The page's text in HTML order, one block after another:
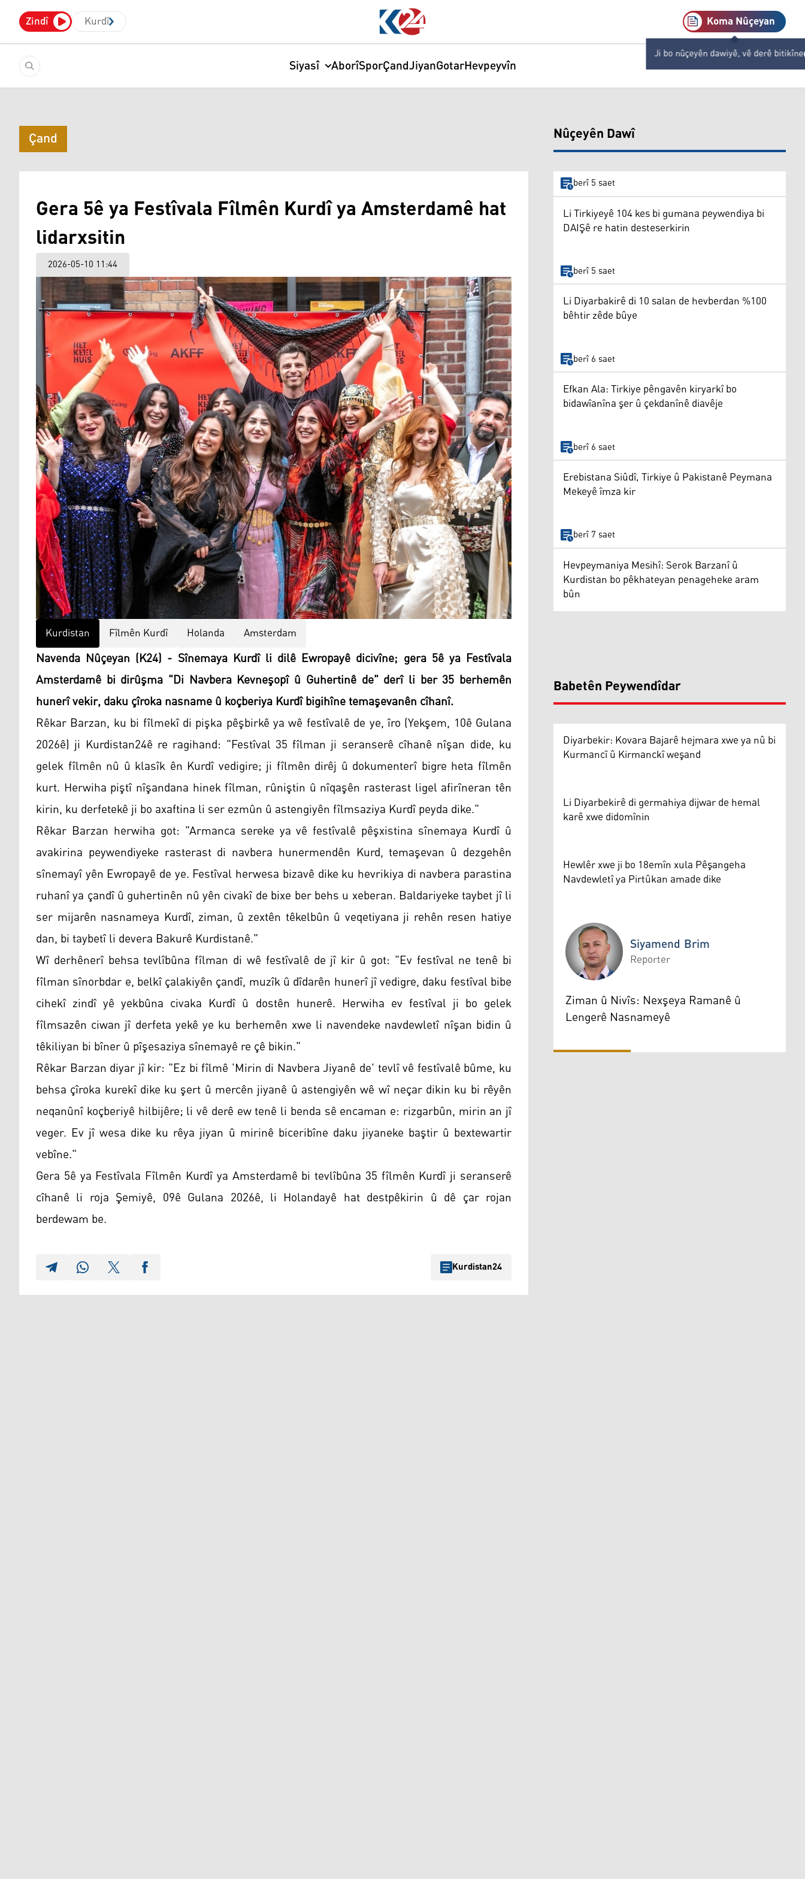
Zindî Kurdî Koma Nûçeyan
Ji bo nûçeyên dawiyê, vê derê bitikîne
Siyasî AborîSporÇandJiyanGotarHevpeyvîn
Çand
Gera 5ê ya Festîvala Fîlmên Kurdî ya Amsterdamê hat
lidarxsitin
2026-05-10 11:44
Kurdistan Fîlmên Kurdî Holanda Amsterdam
Navenda Nûçeyan (K24) - Sînemaya Kurdî li dilê Ewropayê dicivîne; gera 5ê ya Festîvala
Amsterdamê bi dirûşma "Di Navbera Kevneşopî û Guhertinê de" derî li ber 35 berhemên
hunerî vekir, daku çîroka nasname û koçberiya Kurdî bigihîne temaşevanên cîhanî.
Rêkar Barzan, ku bi fîlmekî di pişka pêşbirkê ya wê festîvalê de ye, îro (Yekşem, 10ê Gulana
2026ê) ji Kurdistan24ê re ragihand: "Festîval 35 fîlman ji seranserê cîhanê nîşan dide, ku
gelek fîlmên nû û klasîk ên Kurdî vedigire; ji fîlmên dirêj û dokumenterî bigre heta fîlmên
kurt. Herwiha piştî nîşandana hinek fîlman, rûniştin û nîqaşên rasterast ligel afirîneran tên
kirin, ku derfetekê ji bo axaftina li ser ezmûn û astengiyên fîlmsaziya Kurdî peyda dike."
Rêkar Barzan herwiha got: "Armanca sereke ya vê festîvalê pêşxistina sînemaya Kurdî û
avakirina peywendiyeke rasterast di navbera hunermendên Kurd, temaşevan û dezgehên
sînemayî yên Ewropayê de ye. Festîval herwesa bizavê dike ku hevrikiya di navbera parastina
ruhanî ya çandî û guhertinên nû yên civakî de bixe ber behs u xeberan. Baldariyeke taybet jî li
ser mijarên nasnameya Kurdî, ziman, û zextên têkelbûn û veqetiyana ji rehên resen hatiye
dan, bi taybetî li devera Bakurê Kurdistanê."
Wî derhênerî behsa tevlîbûna fîlman di wê festîvalê de jî kir û got: "Ev festîval ne tenê bi
fîlman sînorbdar e, belkî çalakiyên çandî, muzîk û dîdarên hunerî jî vedigre, daku festîval bibe
cihekî zindî yê yekbûna civaka Kurdî û dostên hunerê. Herwiha ev festîval ji bo gelek
fîlmsazên ciwan jî derfeta yekê ye ku berhemên xwe li navendeke navdewletî nîşan bidin û
têkiliyan bi bîner û pîşesaziya sînemayê re çê bikin."
Rêkar Barzan diyar jî kir: "Ez bi fîlmê 'Mirin di Navbera Jiyanê de' tevlî vê festîvalê bûme, ku
behsa çîroka kurekî dike ku şert û mercên jiyanê û astengiyên wê wî neçar dikin ku bi rêyên
neqanûnî koçberiyê hilbijêre; li vê derê ew tenê li benda sê encaman e: rizgarbûn, mirin an jî
veger. Ev jî wesa dike ku rêya jiyan û mirinê biceribîne daku jiyaneke baştir û bextewartir
vebîne."
Gera 5ê ya Festîvala Fîlmên Kurdî ya Amsterdamê bi tevlîbûna 35 fîlmên Kurdî ji seranserê
cîhanê li roja Şemiyê, 09ê Gulana 2026ê, li Holandayê hat destpêkirin û dê çar rojan
berdewam be.
Kurdistan24
Nûçeyên Dawî
berî 5 saet
Li Tirkiyeyê 104 kes bi gumana peywendiya bi
DAIŞê re hatin desteserkirin
berî 5 saet
Li Diyarbakirê di 10 salan de hevberdan %100
bêhtir zêde bûye
berî 6 saet
Efkan Ala: Tirkiye pêngavên kiryarkî bo
bidawîanîna şer û çekdanînê diavêje
berî 6 saet
Erebistana Siûdî, Tirkiye û Pakistanê Peymana
Mekeyê îmza kir
berî 7 saet
Hevpeymaniya Mesihî: Serok Barzanî û
Kurdistan bo pêkhateyan penageheke aram
bûn
Babetên Peywendîdar
Diyarbekir: Kovara Bajarê hejmara xwe ya nû bi
Kurmancî û Kirmanckî weşand
Li Diyarbekirê di germahiya dijwar de hemal
karê xwe didomînin
Hewlêr xwe ji bo 18emîn xula Pêşangeha
Navdewletî ya Pirtûkan amade dike
Siyamend Brim
Siyamend Brim
Reporter
Ziman û Nivîs: Nexşeya Ramanê û
Lengerê Nasnameyê